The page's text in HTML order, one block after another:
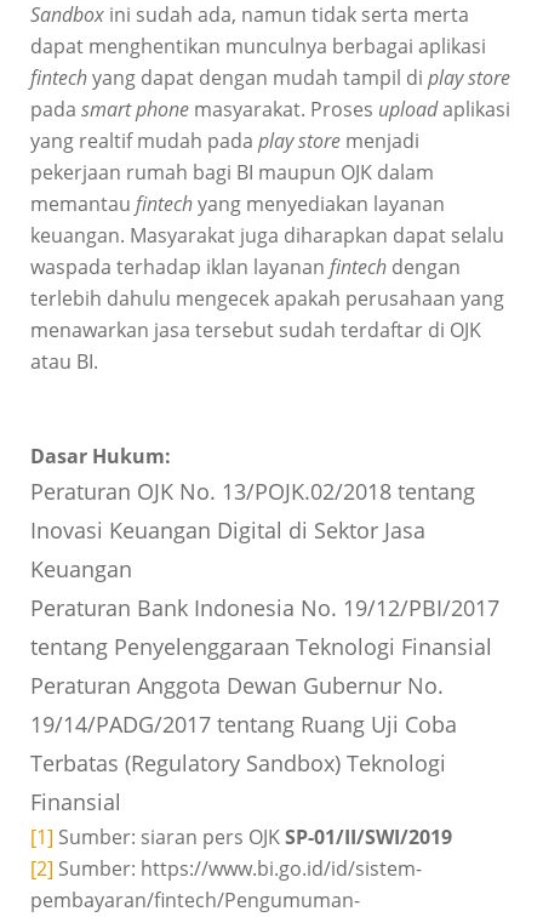
Sandbox ini sudah ada, namun tidak serta merta
dapat menghentikan munculnya berbagai aplikasi
fintechyang dapat dengan mudah tampil di play store
pada smart phonemasyarakat. Proses uploadaplikasi
yang realtif mudah pada play store menjadi
pekerjaan rumah bagi BI maupun OJK dalam
memantau fintechyang menyediakan layanan
keuangan. Masyarakat juga diharapkan dapat selalu
waspada terhadap iklan layanan fintech dengan
terlebih dahulu mengecek apakah perusahaan yang
menawarkan jasa tersebut sudah terdaftar di OJK
atau BI.
Dasar Hukum:
Peraturan OJK No. 13/POJK.02/2018 tentang
Inovasi Keuangan Digital di Sektor Jasa
Keuangan
Peraturan Bank Indonesia No. 19/12/PBI/2017
tentang Penyelenggaraan Teknologi Finansial
Peraturan Anggota Dewan Gubernur No.
19/14/PADG/2017 tentang Ruang Uji Coba
Terbatas (Regulatory Sandbox) Teknologi
Finansial
[1] Sumber: siaran pers OJKSP-01/II/SWI/2019
[2] Sumber: https://www.bi.go.id/id/sistem-
pembayaran/fintech/Pengumuman-